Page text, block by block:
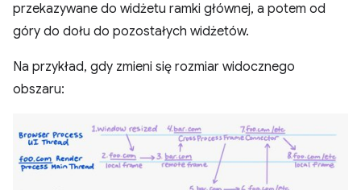
przekazywane do widżetu ramki głównej, a potem od
góry do dołu do pozostałych widżetów.
Na przykład, gdy zmieni się rozmiar widocznego
obszaru: